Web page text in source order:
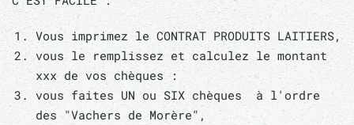
Vous imprimez le CONTRAT PRODUITS LAITIERS,
vous le remplissez et calculez le montant
xxx de vos chèques :
vous faites UN ou SIX chèques à l'ordre
des "Vachers de Morère",